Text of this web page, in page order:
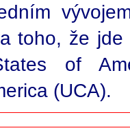
toho, že
of
(UCA).